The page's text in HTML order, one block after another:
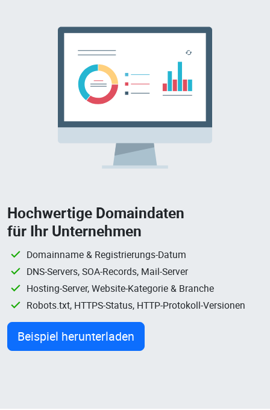
Hochwertige Domaindaten
für Ihr Unternehmen
Domainname & Registrierungs-Datum
DNS-Servers, SOA-Records, Mail-Server
Hosting-Server, Website-Kategorie & Branche
Robots.txt, HTTPS-Status, HTTP-Protokoll-Versionen
Beispiel herunterladen